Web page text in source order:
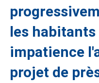
les
impatience
projet de